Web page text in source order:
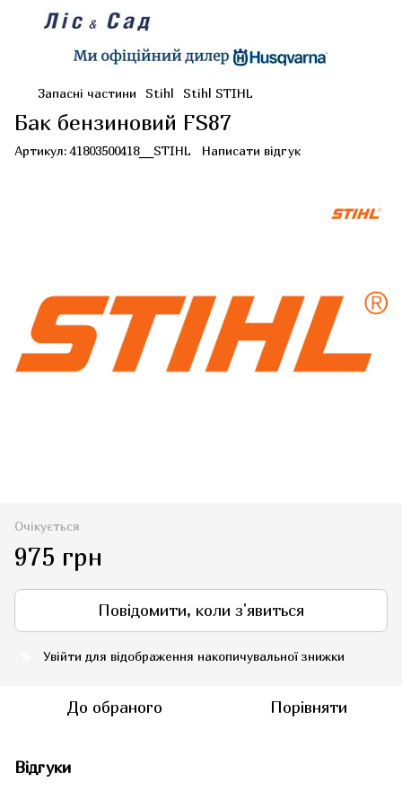
Запасні частини Stihl Stihl STIHL
Бак бензиновий FS87
Артикул:41803500418__STIHL Написати відгук
Очікується
975 грн
Повідомити, коли з'явиться
Увійти для відображення накопичувальної знижки
До обраного Порівняти
Відгуки